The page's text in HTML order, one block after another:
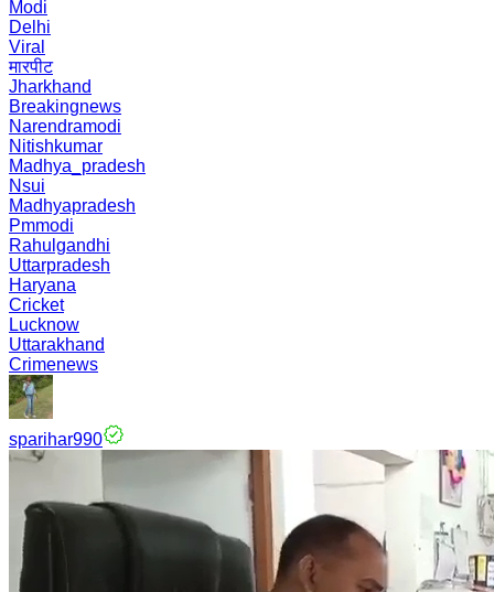
Modi
Delhi
Viral
मारपीट
Jharkhand
Breakingnews
Narendramodi
Nitishkumar
Madhya_pradesh
Nsui
Madhyapradesh
Pmmodi
Rahulgandhi
Uttarpradesh
Haryana
Cricket
Lucknow
Uttarakhand
Crimenews
sparihar990